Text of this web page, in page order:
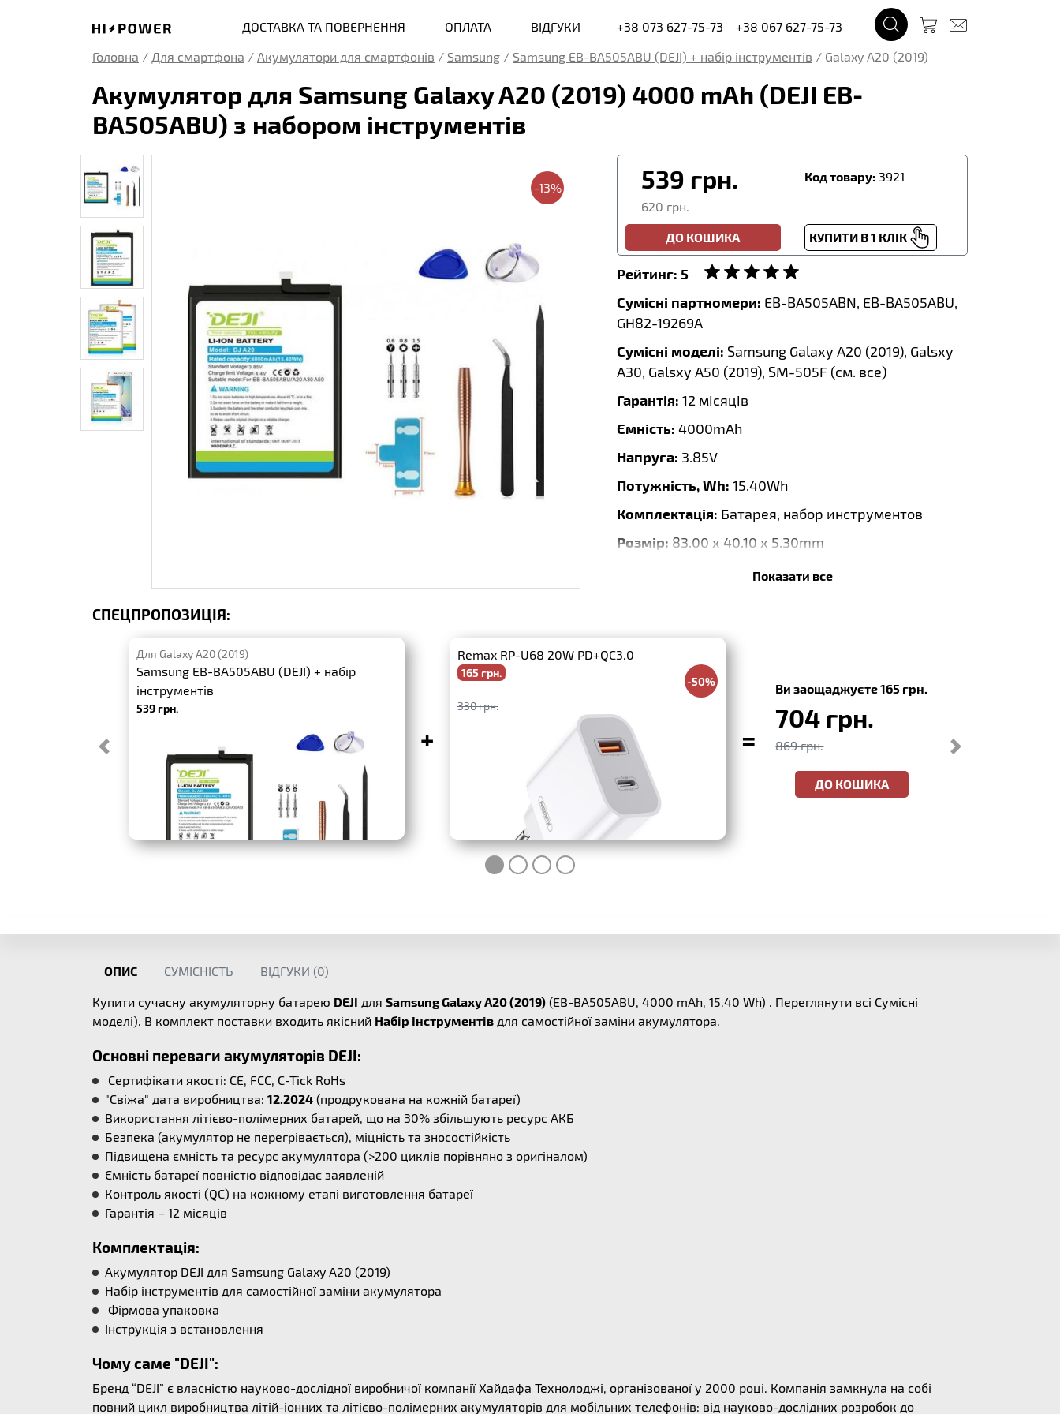
ДОСТАВКА ТА ПОВЕРНЕННЯ ОПЛАТА ВІДГУКИ +38 073 627-75-73
+38 067 627-75-73
Головна / Для смартфона / Акумулятори для смартфонів / Samsung / Samsung EB-BA505ABU (DEJI) + набір інструментів / Galaxy A20 (2019)
Акумулятор для Samsung Galaxy A20 (2019) 4000 mAh (DEJI EB-
BA505ABU) з набором інструментів
-13% 539 грн.
620 грн.
Код товару: 3921
ДО КОШИКА КУПИТИ В 1 КЛІК
Рейтинг: 5
Сумісні партномери: EB-BA505ABN, EB-BA505ABU,
GH82-19269A
Сумісні моделі: Samsung Galaxy A20 (2019), Galsxy
A30, Galsxy A50 (2019), SM-505F (см. все)
Гарантія: 12 місяців
Ємність: 4000mAh
Напруга: 3.85V
Потужність, Wh: 15.40Wh
Комплектація: Батарея, набор инструментов
Розмір: 83.00 x 40.10 x 5.30mm
Показати все
СПЕЦПРОПОЗИЦІЯ:
Для Galaxy A20 (2019)
Samsung EB-BA505ABU (DEJI) + набір
інструментів
539 грн.
+
Remax RP-U68 20W PD+QC3.0
165 грн.
-50%
330 грн.
=
Ви заощаджуєте 165 грн.
704 грн.
869 грн.
ДО КОШИКА
ОПИС СУМІСНІСТЬ ВІДГУКИ (0)
Купити сучасну акумуляторну батарею DEJI для Samsung Galaxy A20 (2019) (EB-BA505ABU, 4000 mAh, 15.40 Wh) . Переглянути всі Сумісні
моделі). В комплект поставки входить якісний Набір Інструментів для самостійної заміни акумулятора.
Основні переваги акумуляторів DEJI:
Сертифікати якості: CE, FCC, C-Tick RoHs
"Свіжа" дата виробництва: 12.2024 (продрукована на кожній батареї)
Використання літієво-полімерних батарей, що на 30% збільшують ресурс АКБ
Безпека (акумулятор не перегрівається), міцність та зносостійкість
Підвищена ємність та ресурс акумулятора (>200 циклів порівняно з оригіналом)
Ємність батареї повністю відповідає заявленій
Контроль якості (QC) на кожному етапі виготовлення батареї
Гарантія – 12 місяців
Комплектація:
Акумулятор DEJI для Samsung Galaxy A20 (2019)
Набір інструментів для самостійної заміни акумулятора
Фірмова упаковка
Інструкція з встановлення
Чому саме "DEJI":
Бренд “DEJI” є власністю науково-дослідної виробничої компанії Хайдафа Технолоджі, організованої у 2000 році. Компанія замкнула на собі
повний цикл виробництва літій-іонних та літієво-полімерних акумуляторів для мобільних телефонів: від науково-дослідних розробок до